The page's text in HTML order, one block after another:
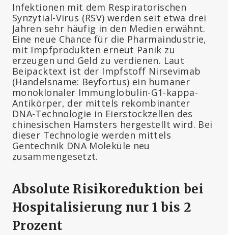
Infektionen mit dem Respiratorischen
Synzytial-Virus (RSV) werden seit etwa drei
Jahren sehr häufig in den Medien erwähnt.
Eine neue Chance für die Pharmaindustrie,
mit Impfprodukten erneut Panik zu
erzeugen und Geld zu verdienen. Laut
Beipacktext ist der Impfstoff Nirsevimab
(Handelsname: Beyfortus) ein humaner
monoklonaler Immunglobulin-G1-kappa-
Antikörper, der mittels rekombinanter
DNA-Technologie in Eierstockzellen des
chinesischen Hamsters hergestellt wird. Bei
dieser Technologie werden mittels
Gentechnik DNA Moleküle neu
zusammengesetzt.
Absolute Risikoreduktion bei
Hospitalisierung nur 1 bis 2
Prozent